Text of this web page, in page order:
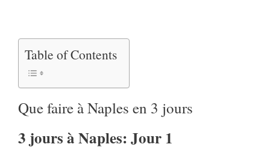
Table of Contents
Que faire à Naples en 3 jours
3 jours à Naples: Jour 1